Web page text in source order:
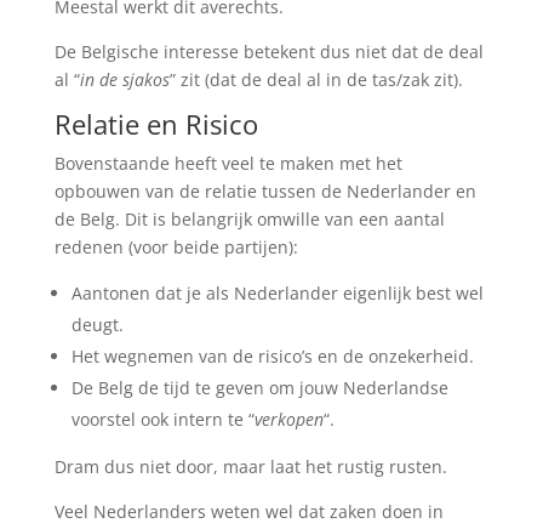
Meestal werkt dit averechts.
De Belgische interesse betekent dus niet dat de deal
al “in de sjakos” zit (dat de deal al in de tas/zak zit).
Relatie en Risico
Bovenstaande heeft veel te maken met het
opbouwen van de relatie tussen de Nederlander en
de Belg. Dit is belangrijk omwille van een aantal
redenen (voor beide partijen):
Aantonen dat je als Nederlander eigenlijk best wel
deugt.
Het wegnemen van de risico’s en de onzekerheid.
De Belg de tijd te geven om jouw Nederlandse
voorstel ook intern te “verkopen“.
Dram dus niet door, maar laat het rustig rusten.
Veel Nederlanders weten wel dat zaken doen in